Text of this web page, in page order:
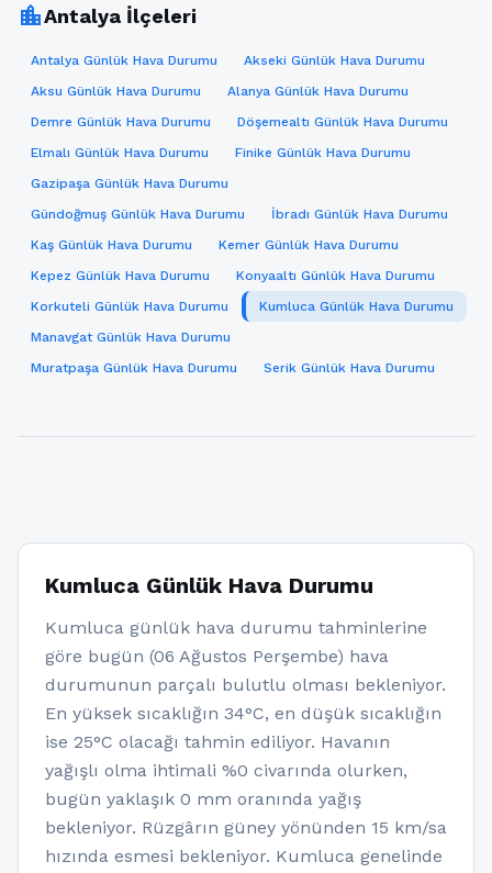
location_cityAntalya İlçeleri
Antalya Günlük Hava Durumu
Akseki Günlük Hava Durumu
Aksu Günlük Hava Durumu
Alanya Günlük Hava Durumu
Demre Günlük Hava Durumu
Döşemealtı Günlük Hava Durumu
Elmalı Günlük Hava Durumu
Finike Günlük Hava Durumu
Gazipaşa Günlük Hava Durumu
Gündoğmuş Günlük Hava Durumu
İbradı Günlük Hava Durumu
Kaş Günlük Hava Durumu
Kemer Günlük Hava Durumu
Kepez Günlük Hava Durumu
Konyaaltı Günlük Hava Durumu
Korkuteli Günlük Hava Durumu
Kumluca Günlük Hava Durumu
Manavgat Günlük Hava Durumu
Muratpaşa Günlük Hava Durumu
Serik Günlük Hava Durumu
Kumluca Günlük Hava Durumu
Kumluca günlük hava durumu tahminlerine
göre bugün (06 Ağustos Perşembe) hava
durumunun parçalı bulutlu olması bekleniyor.
En yüksek sıcaklığın 34°C, en düşük sıcaklığın
ise 25°C olacağı tahmin ediliyor. Havanın
yağışlı olma ihtimali %0 civarında olurken,
bugün yaklaşık 0 mm oranında yağış
bekleniyor. Rüzgârın güney yönünden 15 km/sa
hızında esmesi bekleniyor. Kumluca genelinde